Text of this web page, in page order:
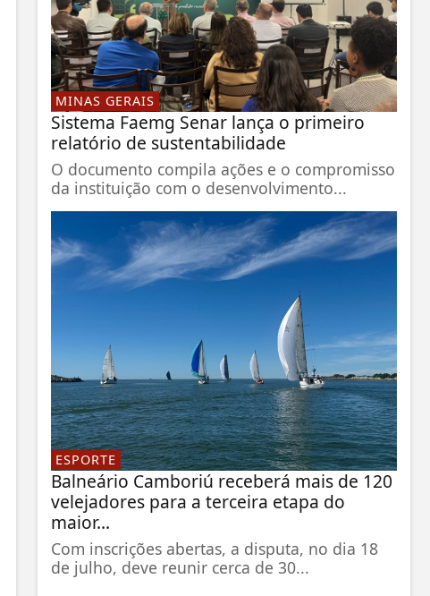
MINAS GERAIS
Sistema Faemg Senar lança o primeiro
relatório de sustentabilidade
O documento compila ações e o compromisso
da instituição com o desenvolvimento...
ESPORTE
Balneário Camboriú receberá mais de 120
velejadores para a terceira etapa do
maior...
Com inscrições abertas, a disputa, no dia 18
de julho, deve reunir cerca de 30...